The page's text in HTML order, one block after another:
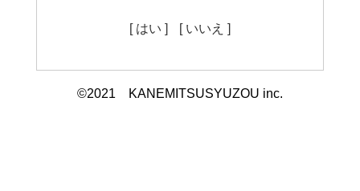
[ はい ] [ いいえ ]
©2021 KANEMITSUSYUZOU inc.